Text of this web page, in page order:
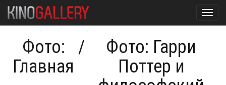
Фото:
Главная
/
Фото: Гарри
Поттер и